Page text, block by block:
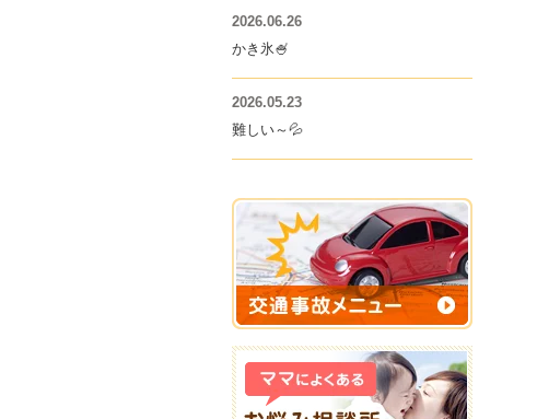
2026.06.26
かき氷🍧
2026.05.23
難しい～💦